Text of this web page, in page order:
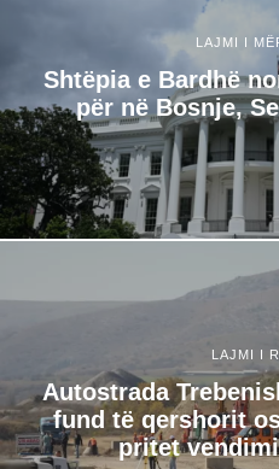
LAJMI I
Shtëpia e Bardhë
për në Bosnje,
LAJMI I
Autostrada
fund të qershorit
pritet